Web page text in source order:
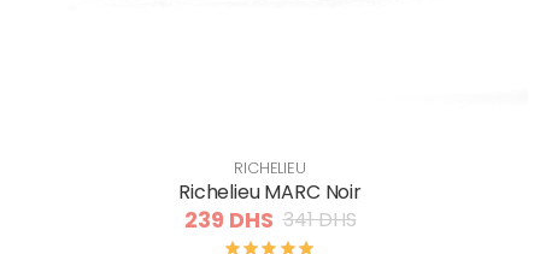
RICHELIEU
Richelieu MARC Noir
239 DHS 341 DHS